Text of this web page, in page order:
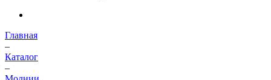
Главная
–
Каталог
–